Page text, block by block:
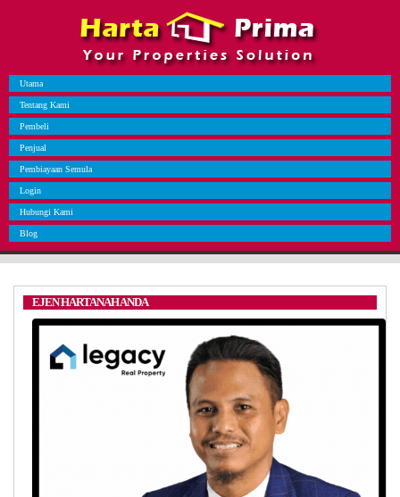
Utama
Tentang Kami
Pembeli
Penjual
Pembiayaan Semula
Login
Hubungi Kami
Blog
EJEN HARTANAH ANDA